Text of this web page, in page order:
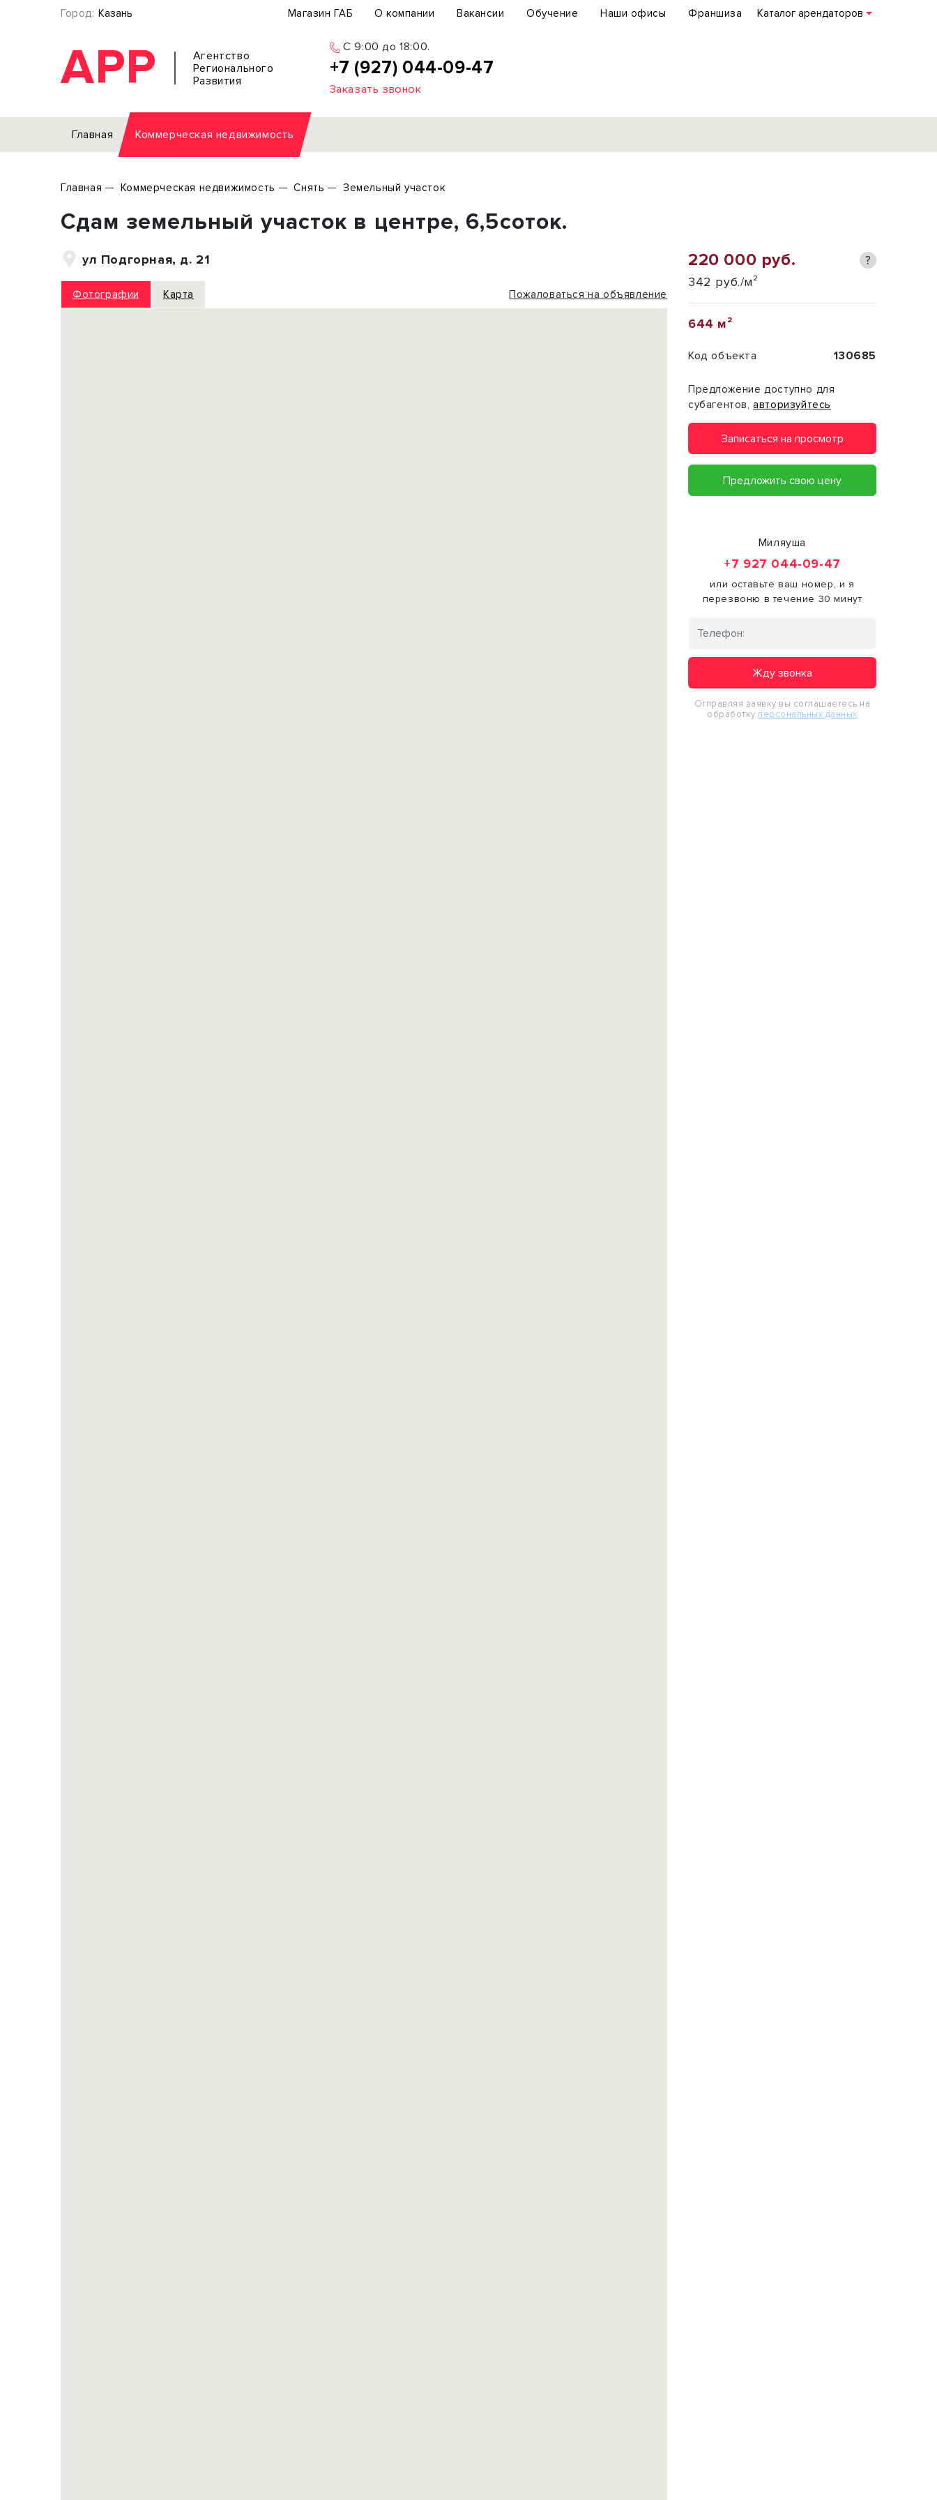
Город: Казань Магазин ГАБ О компании Вакансии Обучение Наши офисы Франшиза Каталог арендаторов
АРР
Агентство
Регионального
Развития
C 9:00 до 18:00.
+7 (927) 044-09-47
Заказать звонок
Главная Коммерческая недвижимость
Торговое помещение
Склад
Производство
Отдельное здание
Торговое помещение
Подробнее
Главная Коммерческая недвижимость Снять Земельный участок
Сдам земельный участок в центре, 6,5соток.
ул Подгорная, д. 21
Фотографии Карта Пожаловаться на объявление
220 000 руб. ?
342 руб./м²
644 м²
Код объекта 130685
Предложение доступно для
субагентов,авторизуйтесь
Записаться на просмотр
Предложить свою цену
Миляуша
+7 927 044-09-47
или оставьте ваш номер, и я
перезвоню в течение 30 минут
Жду звонка
Отправляя заявку вы соглашаетесь на
обработку персональных данных